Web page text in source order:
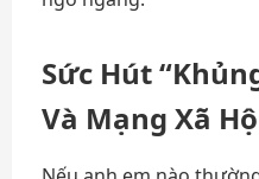
Sức Hút
Và Mạng Xã